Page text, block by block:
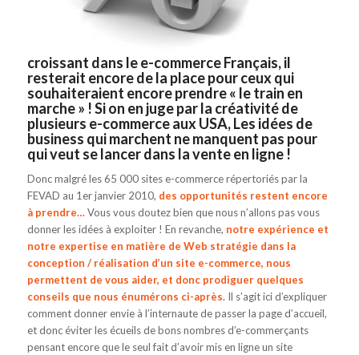
croissant dans le e-commerce Français, il
resterait encore de la place pour ceux qui
souhaiteraient encore prendre « le train en
marche » ! Si on en juge par la créativité de
plusieurs e-commerce aux USA,Les idées de
business qui marchent ne manquent pas pour
qui veut se lancer dans la vente en ligne !
Donc malgré les 65 000 sites e-commerce répertoriés par la
FEVAD au 1er janvier 2010, des opportunités restent encore
à prendre…Vous vous doutez bien que nous n’allons pas vous
donner les idées à exploiter ! En revanche, notre expérience et
notre expertise en matière de Web stratégie dans la
conception / réalisation d’un site e-commerce, nous
permettent de vous aider, et donc prodiguer quelques
conseils que nous énumérons ci-après. Il s’agit ici d’expliquer
comment donner envie à l’internaute de passer la page d’accueil,
et donc éviter les écueils de bons nombres d’e-commerçants
pensant encore que le seul fait d’avoir mis en ligne un site